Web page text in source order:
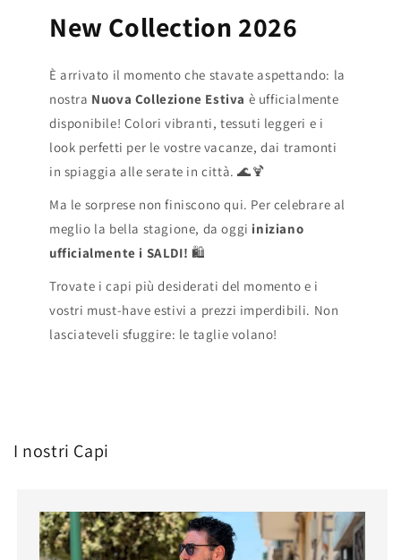
New Collection 2026
È arrivato il momento che stavate aspettando: la
nostra Nuova Collezione Estiva è ufficialmente
disponibile! Colori vibranti, tessuti leggeri e i
look perfetti per le vostre vacanze, dai tramonti
in spiaggia alle serate in città. 🌊🍹
Ma le sorprese non finiscono qui. Per celebrare al
meglio la bella stagione, da oggi iniziano
ufficialmente i SALDI! 🛍️
Trovate i capi più desiderati del momento e i
vostri must-have estivi a prezzi imperdibili. Non
lasciateveli sfuggire: le taglie volano!
I nostri Capi